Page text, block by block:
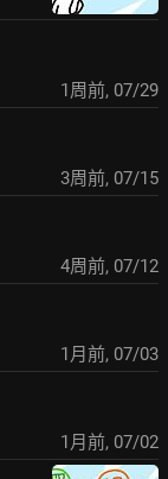
1周前, 07/29
3周前, 07/15
4周前, 07/12
1月前, 07/03
1月前, 07/02